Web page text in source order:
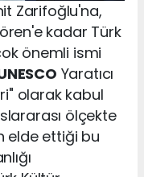
Zarifoğlu'na,
kadar Türk
önemli ismi
Yaratıcı
olarak kabul
ölçekte
elde ettiği bu